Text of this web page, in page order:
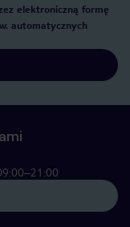
elektroniczną formę
automatycznych